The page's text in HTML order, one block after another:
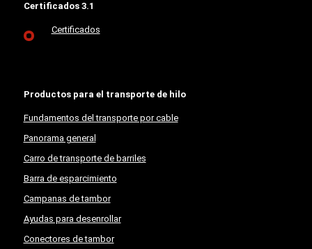
Certificados 3.1
Certificados
Productos para el transporte de hilo
Fundamentos del transporte por cable
Panorama general
Carro de transporte de barriles
Barra de esparcimiento
Campanas de tambor
Ayudas para desenrollar
Conectores de tambor